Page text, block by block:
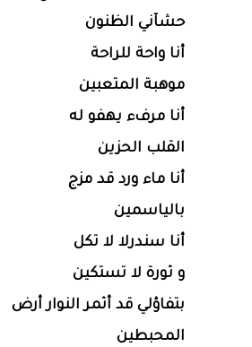
حشآني الظنون
أنا واحة للراحة
موهبة المتعبين
أنا مرفء يهفو له
القلب الحزين
أنا ماء ورد قد مزج
بالياسمين
أنا سندرلا لا تكل
و ثورة لا تستكين
بتفاؤلي قد أثمر النوار أرض
المحبطين